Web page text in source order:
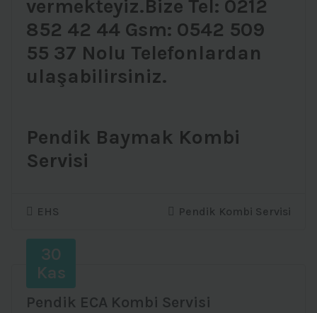
vermekteyiz.Bize Tel: 0212
852 42 44 Gsm: 0542 509
55 37 Nolu Telefonlardan
ulaşabilirsiniz.
Pendik Baymak Kombi
Servisi
EHS Pendik Kombi Servisi
30
Kas
Pendik ECA Kombi Servisi